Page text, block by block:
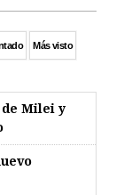
Más visto
Milei y